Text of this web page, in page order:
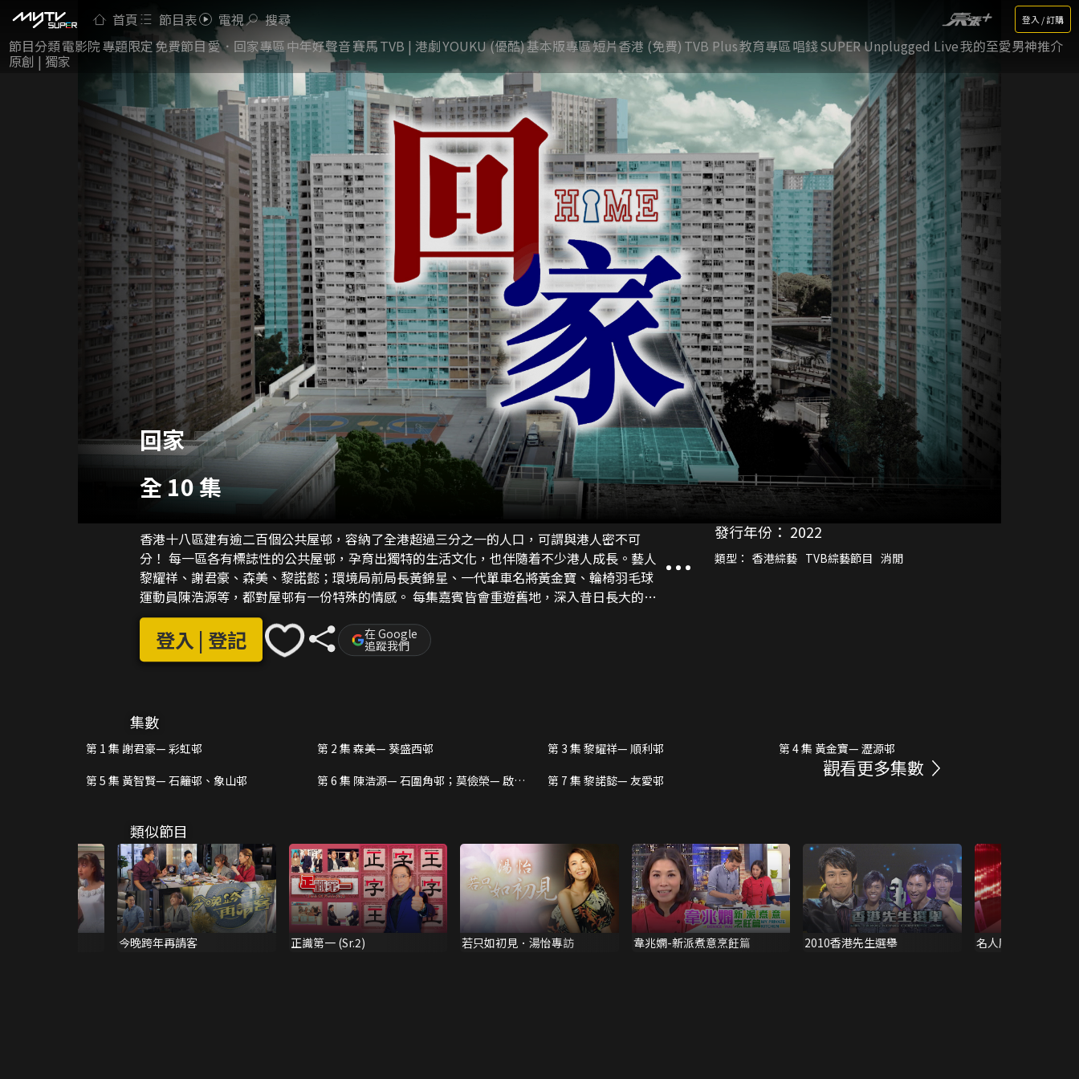
首頁 節目表 電視 搜尋 登入 / 訂購
節目分類電影院專題限定免費節目愛．回家專區中年好聲音賽馬TVB | 港劇YOUKU (優酷)基本版專區短片香港 (免費)TVB Plus教育專區唱錢SUPER Unplugged Live我的至愛男神推介
原創 | 獨家
回家
全 10 集
香港十八區建有逾二百個公共屋邨，容納了全港超過三分之一的人口，可謂與港人密不可
分！ 每一區各有標誌性的公共屋邨，孕育出獨特的生活文化，也伴隨着不少港人成長。藝人
黎耀祥、謝君豪、森美、黎諾懿；環境局前局長黃錦星、一代單車名將黃金寶、輪椅羽毛球
運動員陳浩源等，都對屋邨有一份特殊的情感。 每集嘉賓皆會重遊舊地，深入昔日長大的屋
邨及區域，「回家」細味一幕幕富人情味的畫面，重拾舊日的屋邨生活情懷與奮鬥故事。
登入 | 登記 在 Google
追蹤我們
發行年份： 2022
類型： 香港綜藝 TVB綜藝節目 消閒
集數
第 1 集 謝君豪— 彩虹邨 第 2 集 森美— 葵盛西邨 第 3 集 黎耀祥— 順利邨
第 4 集 黃金寶— 瀝源邨
第 5 集 黃智賢— 石籬邨、象山邨
第 6 集 陳浩源— 石圍角邨；莫儉榮— 啟業
第 7 集 黎諾懿— 友愛邨
觀看更多集數
類似節目
今晚跨年再請客 正識第一 (Sr.2) 若只如初見．湯怡專訪 韋兆嫻-新派煮意烹飪篇 2010香港先生選舉 名人廚房